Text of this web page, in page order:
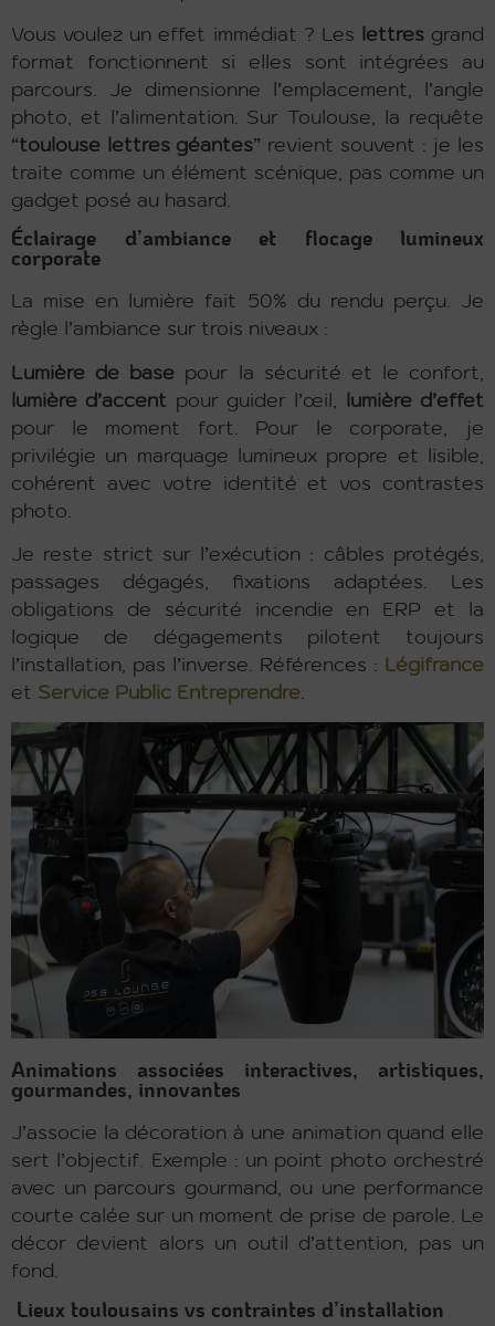
Vous voulez un effet immédiat ? Les lettresgrand
format fonctionnent si elles sont intégrées au
parcours. Je dimensionne l’emplacement, l’angle
photo, et l’alimentation. Sur Toulouse, la requête
“toulouse lettres géantes” revient souvent : je les
traite comme un élément scénique, pas comme un
gadget posé au hasard.
Éclairage d’ambiance et flocage lumineux
corporate
La mise en lumière fait 50% du rendu perçu. Je
règle l’ambiance sur trois niveaux :
Lumière de base pour la sécurité et le confort,
lumière d’accent pour guider l’œil,
lumière d’effet
pour le moment fort. Pour le corporate, je
privilégie un marquage lumineux propre et lisible,
cohérent avec votre identité et vos contrastes
photo.
Je reste strict sur l’exécution : câbles protégés,
passages dégagés, fixations adaptées. Les
obligations de sécurité incendie en ERP et la
logique de dégagements pilotent toujours
l’installation, pas l’inverse. Références : Légifrance
et Service Public Entreprendre
Animations associées interactives, artistiques,
gourmandes, innovantes
J’associe la décoration à une animation quand elle
sert l’objectif. Exemple : un point photo orchestré
avec un parcours gourmand, ou une performance
courte calée sur un moment de prise de parole. Le
décor devient alors un outil d’attention, pas un
fond.
Lieux toulousains vs contraintes d’installation